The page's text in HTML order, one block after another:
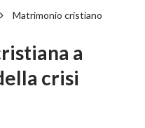
Matrimonio cristiano
a
crisi